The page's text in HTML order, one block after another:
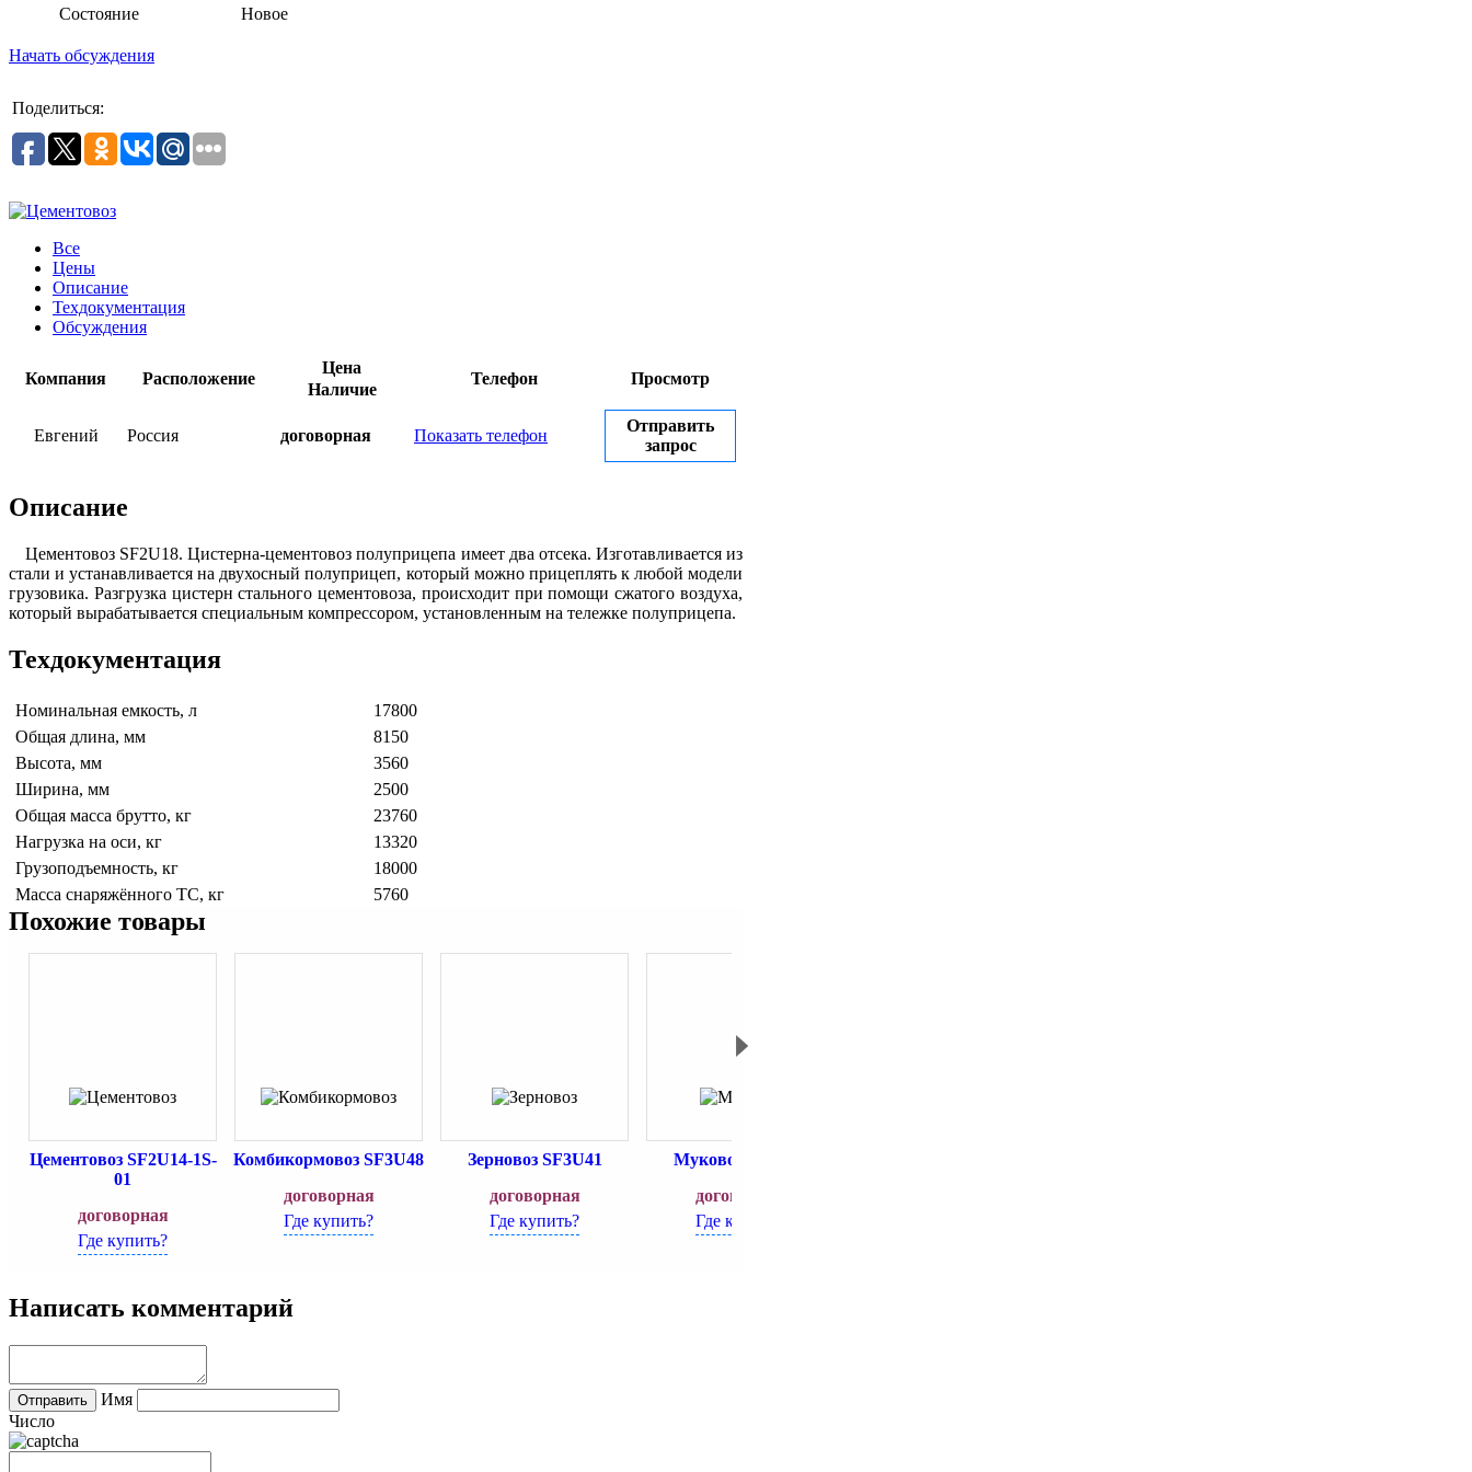
Состояние
Новое
Начать обсуждения
Поделиться:
Все
Цены
Описание
Техдокументация
Обсуждения
Компания Расположение
Цена
Наличие
Телефон Просмотр
Евгений Россия договорная Показать телефон
Отправить
запрос
Описание
Цементовоз SF2U18. Цистерна-цементовоз полуприцепа имеет два отсека. Изготавливается из
стали и устанавливается на двухосный полуприцеп, который можно прицеплять к любой модели
грузовика. Разгрузка цистерн стального цементовоза, происходит при помощи сжатого воздуха,
который вырабатывается специальным компрессором, установленным на тележке полуприцепа.
Техдокументация
Номинальная емкость, л
17800
Общая длина, мм
8150
Высота, мм
3560
Ширина, мм
2500
Общая масса брутто, кг
23760
Нагрузка на оси, кг
13320
Грузоподъемность, кг
18000
Масса снаряжённого ТС, кг
5760
Похожие товары
Цементовоз SF2U14-1S-
01
договорная
Где купить?
Комбикормовоз SF3U48
договорная
Где купить?
Зерновоз SF3U41
договорная
Где купить?
Муковоз SF3U39
договорная
Где купить?
Написать комментарий
Имя
Число